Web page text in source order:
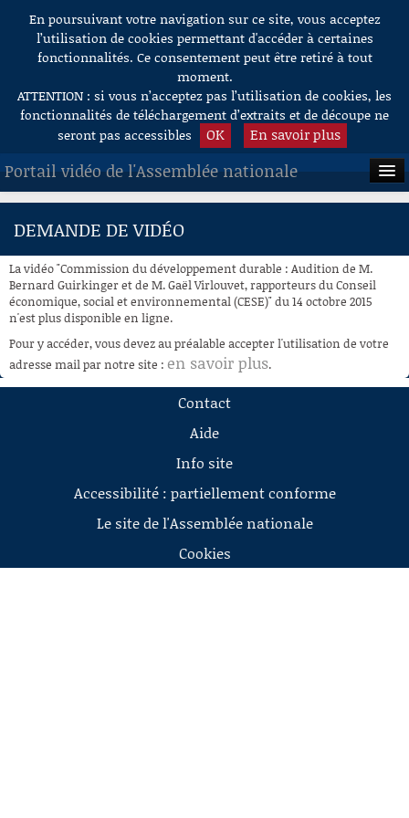
Aller au contenu
En poursuivant votre navigation sur ce site, vous acceptez
l’utilisation de cookies permettant d'accéder à certaines
fonctionnalités. Ce consentement peut être retiré à tout
moment.
ATTENTION : si vous n’acceptez pas l’utilisation de cookies, les
fonctionnalités de téléchargement d’extraits et de découpe ne
seront pas accessibles
OK En savoir plus
Portail vidéo de l'Assemblée nationale
ACCUEIL
À LA DEMANDE
RECHERCHE
AIDE À LA DÉCOUPE
DE VIDÉOS
DEMANDE DE VIDÉO
La vidéo "Commission du développement durable : Audition de M.
Bernard Guirkinger et de M. Gaël Virlouvet, rapporteurs du Conseil
économique, social et environnemental (CESE)" du 14 octobre 2015
n'est plus disponible en ligne.
Pour y accéder, vous devez au préalable accepter l'utilisation de votre
adresse mail par notre site : en savoir plus.
Contact
Aide
Info site
Accessibilité : partiellement conforme
Le site de l'Assemblée nationale
Cookies